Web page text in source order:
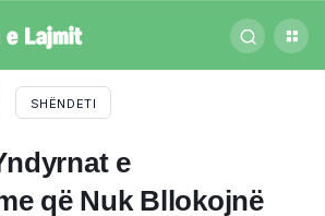
SHËNDETI
e
që Nuk Bllokojnë